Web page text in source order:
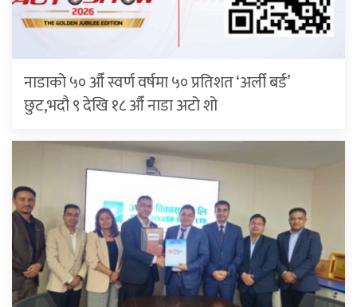
नाडाको ५० औँ स्वर्ण वर्षमा ५० प्रतिशत ‘अर्ली बर्ड’
छुट,भदौ ९ देखि १८ औँ नाडा अटो शो